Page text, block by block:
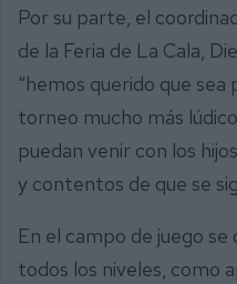
Por su parte, el
de la Feria de La Cala,
“hemos querido que sea
torneo mucho más
puedan venir con los
y contentos de que se
En el campo de juego
todos los niveles, como